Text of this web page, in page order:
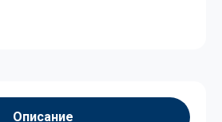
Описание